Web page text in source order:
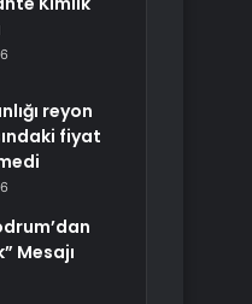
reyon
fiyat
Mesajı